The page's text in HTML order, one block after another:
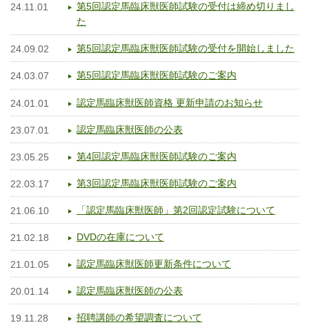
24.11.01
第5回認定馬臨床獣医師試験の受付は締め切りまし
た
24.09.02 第5回認定馬臨床獣医師試験の受付を開始しました
24.03.07 第5回認定馬臨床獣医師試験のご案内
24.01.01 認定馬臨床獣医師資格 更新申請のお知らせ
23.07.01 認定馬臨床獣医師の公表
23.05.25 第4回認定馬臨床獣医師試験のご案内
22.03.17 第3回認定馬臨床獣医師試験のご案内
21.06.10 「認定馬臨床獣医師」第2回認定試験について
21.02.18 DVDの在庫について
21.01.05 認定馬臨床獣医師更新条件について
20.01.14 認定馬臨床獣医師の公表
19.11.28 招聘講師の希望調査について